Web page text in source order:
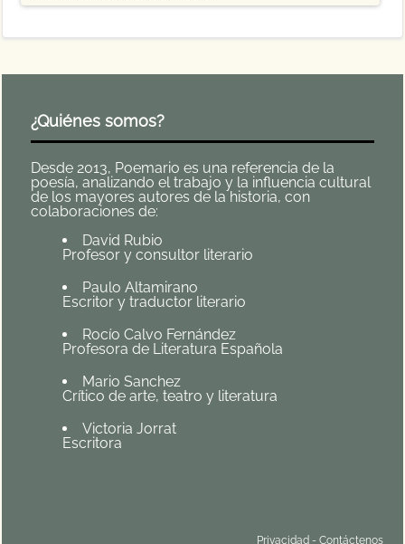
¿Quiénes somos?
Desde 2013, Poemario es una referencia de la
poesía, analizando el trabajo y la influencia cultural
de los mayores autores de la historia, con
colaboraciones de:
David Rubio
Profesor y consultor literario
Paulo Altamirano
Escritor y traductor literario
Rocío Calvo Fernández
Profesora de Literatura Española
Mario Sanchez
Crítico de arte, teatro y literatura
Victoria Jorrat
Escritora
Privacidad- Contáctenos